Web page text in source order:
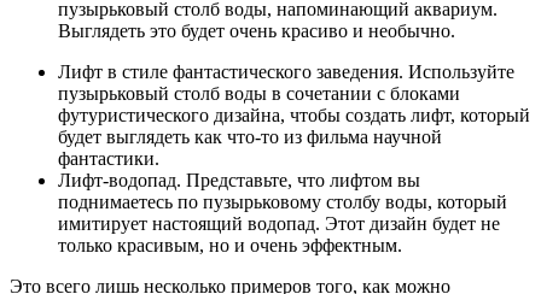
пузырьковый столб воды, напоминающий аквариум.
Выглядеть это будет очень красиво и необычно.
Лифт в стиле фантастического заведения. Используйте
пузырьковый столб воды в сочетании с блоками
футуристического дизайна, чтобы создать лифт, который
будет выглядеть как что-то из фильма научной
фантастики.
Лифт-водопад. Представьте, что лифтом вы
поднимаетесь по пузырьковому столбу воды, который
имитирует настоящий водопад. Этот дизайн будет не
только красивым, но и очень эффектным.
Это всего лишь несколько примеров того, как можно